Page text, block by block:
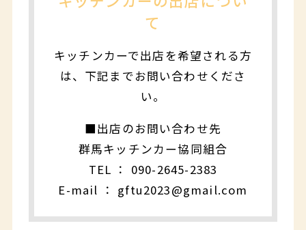
て
キッチンカーで出店を希望される方
は、下記までお問い合わせくださ
い。
■出店のお問い合わせ先
群馬キッチンカー協同組合
TEL ： 090-2645-2383
E-mail ： gftu2023@gmail.com